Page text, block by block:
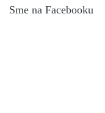
Sme na Facebooku